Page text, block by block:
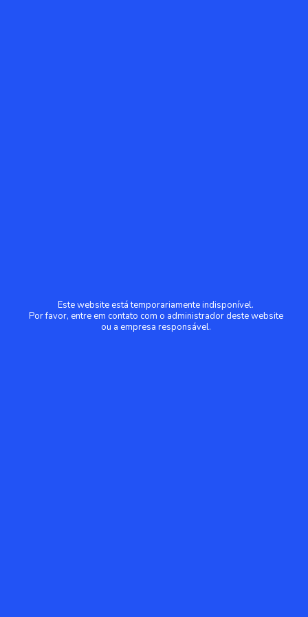
Este website está temporariamente indisponível.
Por favor, entre em contato com o administrador deste website
ou a empresa responsável.